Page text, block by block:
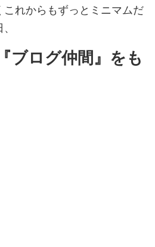
れからもずっとミニマムだ
ブログ仲間』をも